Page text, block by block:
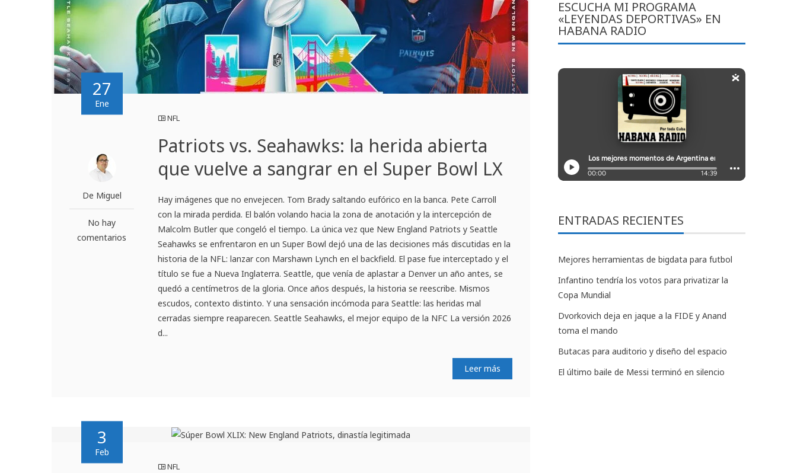
27
Ene
De Miguel
No hay
comentarios
NFL
Patriots vs. Seahawks: la herida abierta
que vuelve a sangrar en el Super Bowl LX
Hay imágenes que no envejecen. Tom Brady saltando eufórico en la banca. Pete Carroll
con la mirada perdida. El balón volando hacia la zona de anotación y la intercepción de
Malcolm Butler que congeló el tiempo. La única vez que New England Patriots y Seattle
Seahawks se enfrentaron en un Super Bowl dejó una de las decisiones más discutidas en la
historia de la NFL: lanzar con Marshawn Lynch en el backfield. El pase fue interceptado y el
título se fue a Nueva Inglaterra. Seattle, que venía de aplastar a Denver un año antes, se
quedó a centímetros de la gloria. Once años después, la historia se reescribe. Mismos
escudos, contexto distinto. Y una sensación incómoda para Seattle: las heridas mal
cerradas siempre reaparecen. Seattle Seahawks, el mejor equipo de la NFC La versión 2026
d...
Leer más
3
Feb
NFL
ESCUCHA MI PROGRAMA
«LEYENDAS DEPORTIVAS» EN
HABANA RADIO
ENTRADAS RECIENTES
Mejores herramientas de bigdata para futbol
Infantino tendría los votos para privatizar la
Copa Mundial
Dvorkovich deja en jaque a la FIDE y Anand
toma el mando
Butacas para auditorio y diseño del espacio
El último baile de Messi terminó en silencio